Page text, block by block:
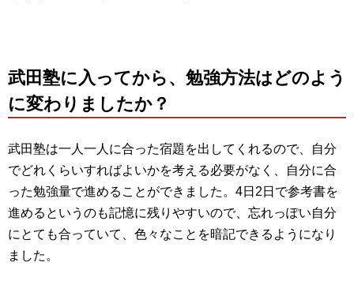
武田塾に入ってから、勉強方法はどのよう
に変わりましたか？
武田塾は一人一人に合った宿題を出してくれるので、自分
でどれくらいすればよいかを考える必要がなく、自分に合
った勉強量で進めることができました。4日2日で参考書を
進めるというのも記憶に残りやすいので、忘れっぽい自分
にとても合っていて、色々なことを暗記できるようになり
ました。